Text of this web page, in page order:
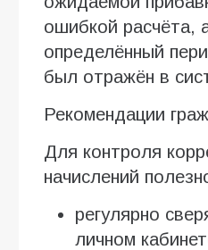
ошибкой расчёта,
определённый
был отражён в
Рекомендации
Для контроля
начислений
регулярно
личном